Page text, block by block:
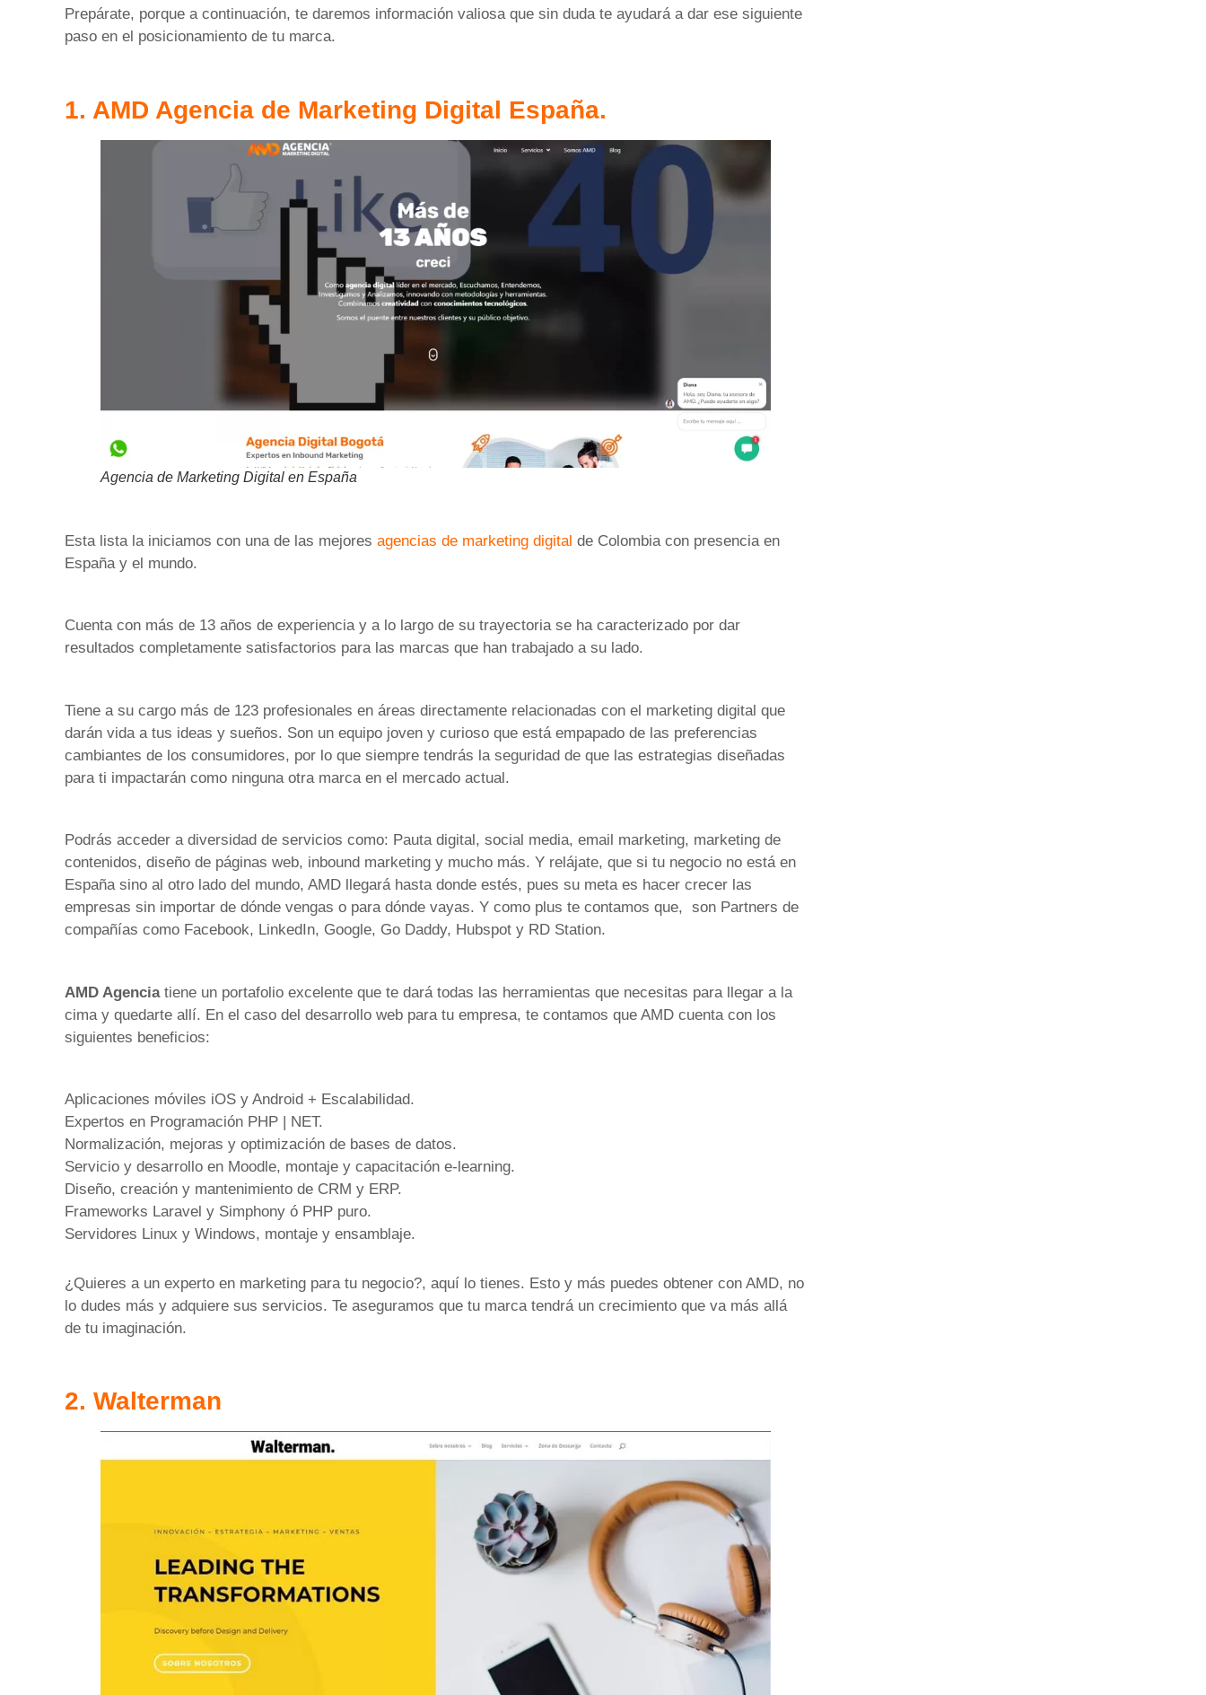
Prepárate, porque a continuación, te daremos información valiosa que sin duda te ayudará a dar ese siguiente
paso en el posicionamiento de tu marca.
1. AMD Agencia de Marketing Digital España.
Agencia de Marketing Digital en España
Esta lista la iniciamos con una de las mejores agencias de marketing digital de Colombia con presencia en
España y el mundo.
Cuenta con más de 13 años de experiencia y a lo largo de su trayectoria se ha caracterizado por dar
resultados completamente satisfactorios para las marcas que han trabajado a su lado.
Tiene a su cargo más de 123 profesionales en áreas directamente relacionadas con el marketing digital que
darán vida a tus ideas y sueños. Son un equipo joven y curioso que está empapado de las preferencias
cambiantes de los consumidores, por lo que siempre tendrás la seguridad de que las estrategias diseñadas
para ti impactarán como ninguna otra marca en el mercado actual.
Podrás acceder a diversidad de servicios como: Pauta digital, social media, email marketing, marketing de
contenidos, diseño de páginas web, inbound marketing y mucho más. Y relájate, que si tu negocio no está en
España sino al otro lado del mundo, AMD llegará hasta donde estés, pues su meta es hacer crecer las
empresas sin importar de dónde vengas o para dónde vayas. Y como plus te contamos que, son Partners de
compañías como Facebook, LinkedIn, Google, Go Daddy, Hubspot y RD Station.
AMD Agenciatiene un portafolio excelente que te dará todas las herramientas que necesitas para llegar a la
cima y quedarte allí. En el caso del desarrollo web para tu empresa, te contamos que AMD cuenta con los
siguientes beneficios:
Aplicaciones móviles iOS y Android + Escalabilidad.
Expertos en Programación PHP | NET.
Normalización, mejoras y optimización de bases de datos.
Servicio y desarrollo en Moodle, montaje y capacitación e-learning.
Diseño, creación y mantenimiento de CRM y ERP.
Frameworks Laravel y Simphony ó PHP puro.
Servidores Linux y Windows, montaje y ensamblaje.
¿Quieres a un experto en marketing para tu negocio?, aquí lo tienes. Esto y más puedes obtener con AMD, no
lo dudes más y adquiere sus servicios. Te aseguramos que tu marca tendrá un crecimiento que va más allá
de tu imaginación.
2. Walterman